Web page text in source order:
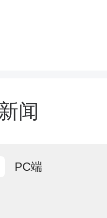
法。
常态化开
闻
PC端